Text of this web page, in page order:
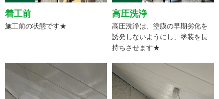
着工前
施工前の状態です★
高圧洗浄
高圧洗浄は、塗膜の早期劣化を
誘発しないようにし、塗装を長
持ちさせます★